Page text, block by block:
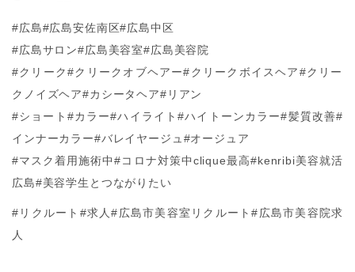
#広島#広島安佐南区#広島中区
#広島サロン#広島美容室#広島美容院
#クリーク#クリークオブヘアー#クリークボイスヘア#クリー
クノイズヘア#カシータヘア#リアン
#ショート#カラー#ハイライト#ハイトーンカラー#髪質改善#
インナーカラー#バレイヤージュ#オージュア
#マスク着用施術中#コロナ対策中clique最高#kenribi美容就活
広島#美容学生とつながりたい
#リクルート#求人#広島市美容室リクルート#広島市美容院求
人